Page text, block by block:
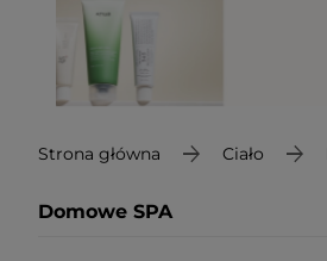
Strona główna Ciało
Domowe SPA